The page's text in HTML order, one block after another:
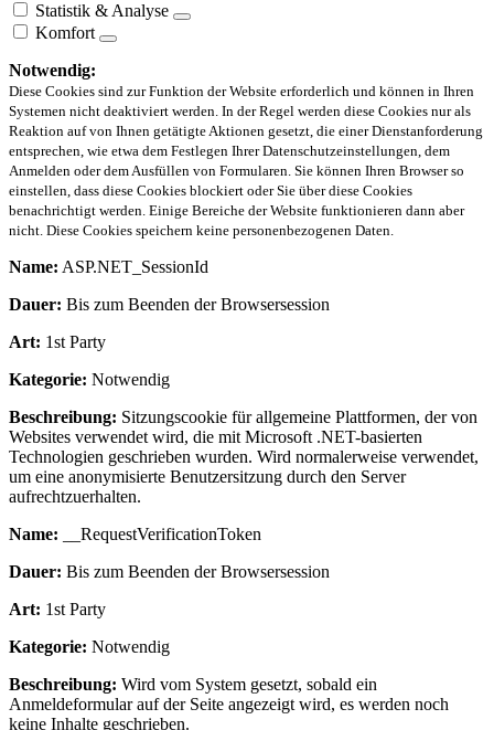
Statistik & Analyse
Komfort
Notwendig:
Diese Cookies sind zur Funktion der Website erforderlich und können in Ihren
Systemen nicht deaktiviert werden. In der Regel werden diese Cookies nur als
Reaktion auf von Ihnen getätigte Aktionen gesetzt, die einer Dienstanforderung
entsprechen, wie etwa dem Festlegen Ihrer Datenschutzeinstellungen, dem
Anmelden oder dem Ausfüllen von Formularen. Sie können Ihren Browser so
einstellen, dass diese Cookies blockiert oder Sie über diese Cookies
benachrichtigt werden. Einige Bereiche der Website funktionieren dann aber
nicht. Diese Cookies speichern keine personenbezogenen Daten.
Name: ASP.NET_SessionId
Dauer: Bis zum Beenden der Browsersession
Art: 1st Party
Kategorie: Notwendig
Beschreibung: Sitzungscookie für allgemeine Plattformen, der von
Websites verwendet wird, die mit Microsoft .NET-basierten
Technologien geschrieben wurden. Wird normalerweise verwendet,
um eine anonymisierte Benutzersitzung durch den Server
aufrechtzuerhalten.
Name: __RequestVerificationToken
Dauer: Bis zum Beenden der Browsersession
Art: 1st Party
Kategorie: Notwendig
Beschreibung: Wird vom System gesetzt, sobald ein
Anmeldeformular auf der Seite angezeigt wird, es werden noch
keine Inhalte geschrieben.